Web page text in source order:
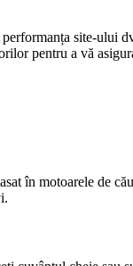
site-ului
pentru a vă
în motoarele de